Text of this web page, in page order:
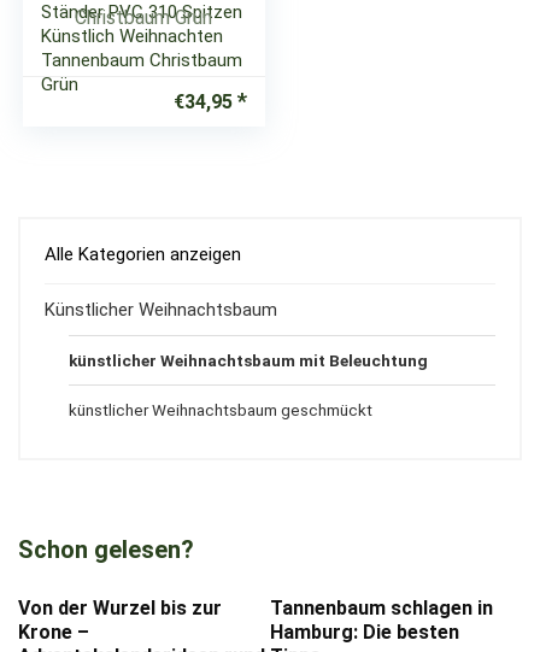
Ständer PVC 310 Spitzen
Künstlich Weihnachten
Tannenbaum Christbaum
Grün
€34,95
Alle Kategorien anzeigen
Künstlicher Weihnachtsbaum
künstlicher Weihnachtsbaum mit Beleuchtung
künstlicher Weihnachtsbaum geschmückt
Schon gelesen?
Von der Wurzel bis zur
Krone –
Tannenbaum schlagen in
Hamburg: Die besten